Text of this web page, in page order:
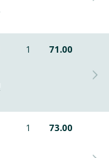
1 71.00
1 73.00